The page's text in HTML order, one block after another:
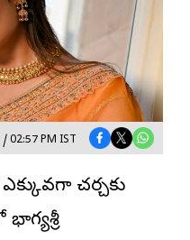
02:57 PM IST
చర్చకు
భాగ్యశ్రీ